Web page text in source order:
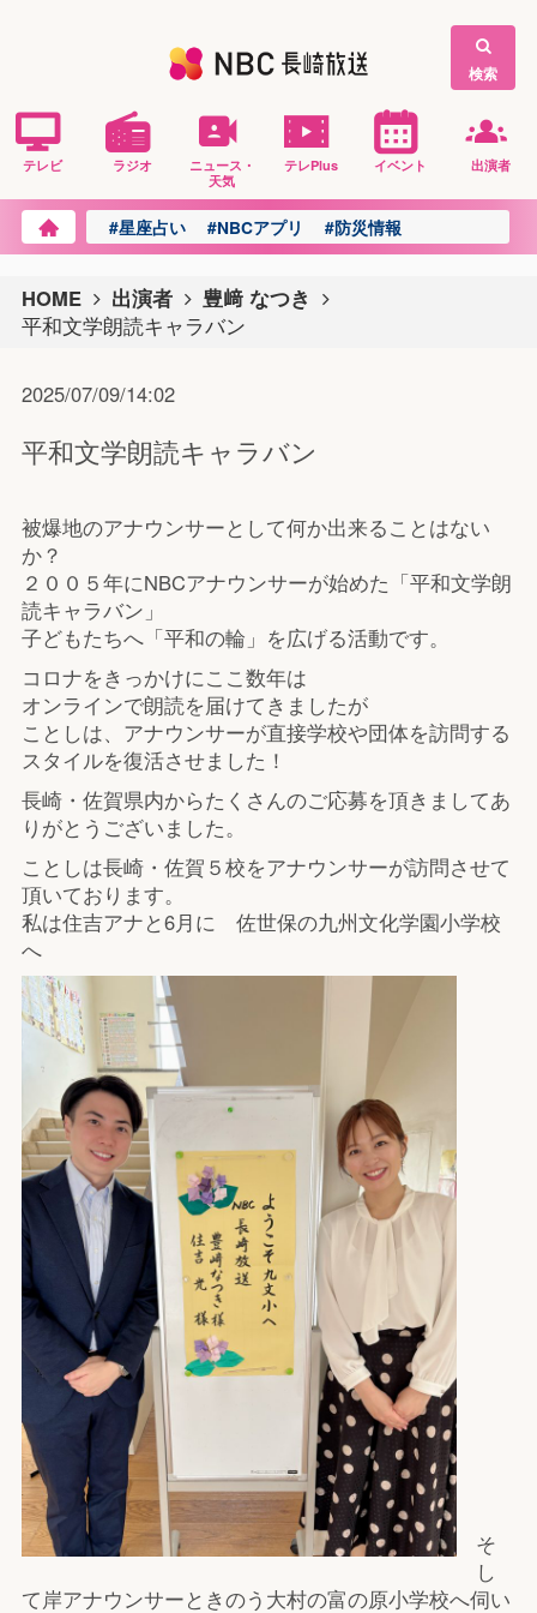
検索
テレビ ラジオ
ニュース・
天気
テレPlus イベント 出演者
#星座占い #NBCアプリ #防災情報
HOME 出演者
豊﨑 なつき
平和文学朗読キャラバン
2025/07/09/14:02
平和文学朗読キャラバン
被爆地のアナウンサーとして何か出来ることはない
か？
２００５年にNBCアナウンサーが始めた「平和文学朗
読キャラバン」
子どもたちへ「平和の輪」を広げる活動です。
コロナをきっかけにここ数年は
オンラインで朗読を届けてきましたが
ことしは、アナウンサーが直接学校や団体を訪問する
スタイルを復活させました！
長崎・佐賀県内からたくさんのご応募を頂きましてあ
りがとうございました。
ことしは長崎・佐賀５校をアナウンサーが訪問させて
頂いております。
私は住吉アナと6月に 佐世保の九州文化学園小学校
へ
そ
し
て岸アナウンサーときのう大村の富の原小学校へ伺い